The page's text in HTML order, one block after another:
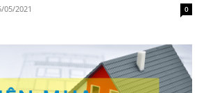
05/2021 0